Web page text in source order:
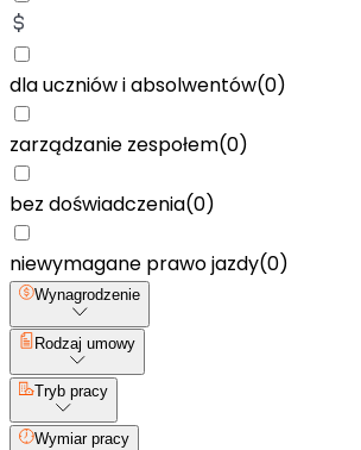
dla uczniów i absolwentów(0)
zarządzanie zespołem(0)
bez doświadczenia(0)
niewymagane prawo jazdy(0)
Wynagrodzenie
Rodzaj umowy
Tryb pracy
Wymiar pracy